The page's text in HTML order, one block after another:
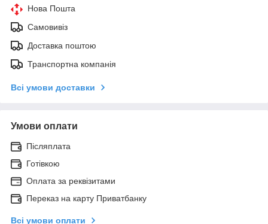
Нова Пошта
Самовивіз
Доставка поштою
Транспортна компанія
Всі умови доставки
Умови оплати
Післяплата
Готівкою
Оплата за реквізитами
Переказ на карту Приватбанку
Всі умови оплати